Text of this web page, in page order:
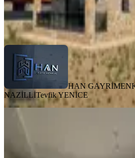
HAN GAYRİMENKUL NAZİLLİ
Ara
HAN
NAZİLLİTevfik YENİCE
Mahallesinde